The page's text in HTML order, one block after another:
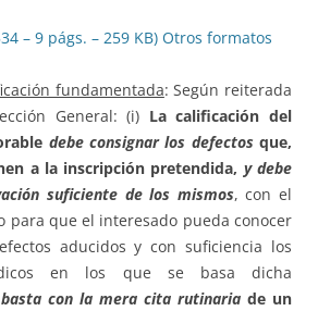
– 9 págs. – 259 KB) Otros formatos
fundamentada: Según reiterada
General: (i) La calificación del
debe consignar los defectosque,
a la inscripción pretendida, y debe
suficiente de los mismos, con el
para que el interesado pueda conocer
aducidos y con suficiencia los
en los que se basa dicha
con la mera cita rutinaria de un